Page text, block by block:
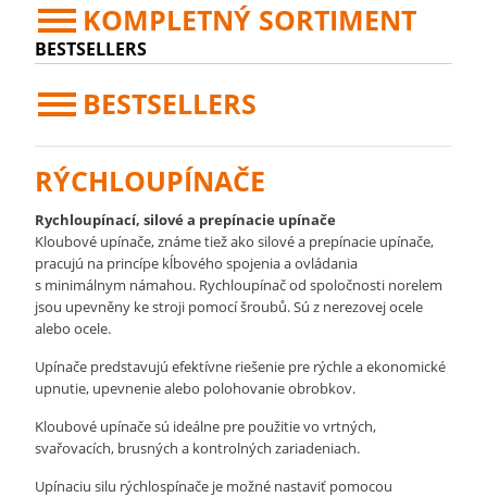
KOMPLETNÝ SORTIMENT
BESTSELLERS
BESTSELLERS
RÝCHLOUPÍNAČE
Rychloupínací, silové a prepínacie upínače
Kloubové upínače, známe tiež ako silové a prepínacie upínače,
pracujú na princípe kĺbového spojenia a ovládania
s minimálnym námahou. Rychloupínač od spoločnosti norelem
jsou upevněny ke stroji pomocí šroubů. Sú z nerezovej ocele
alebo ocele.
Upínače predstavujú efektívne riešenie pre rýchle a ekonomické
upnutie, upevnenie alebo polohovanie obrobkov.
Kloubové upínače sú ideálne pre použitie vo vrtných,
svařovacích, brusných a kontrolných zariadeniach.
Upínaciu silu rýchlospínače je možné nastaviť pomocou